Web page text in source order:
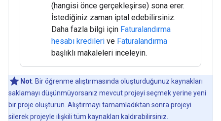
(hangisi önce gerçekleşirse) sona erer.
İstediğiniz zaman iptal edebilirsiniz.
Daha fazla bilgi için Faturalandırma
hesabı kredileri ve Faturalandırma
başlıklı makaleleri inceleyin.
Not: Bir öğrenme alıştırmasında oluşturduğunuz kaynakları
saklamayı düşünmüyorsanız mevcut projeyi seçmek yerine yeni
bir proje oluşturun. Alıştırmayı tamamladıktan sonra projeyi
silerek projeyle ilişkili tüm kaynakları kaldırabilirsiniz.